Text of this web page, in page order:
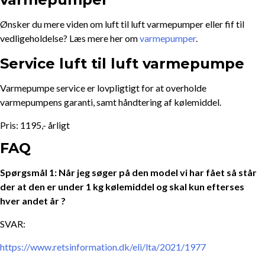
Ønsker du mere viden om luft til luft varmepumper eller fif til
vedligeholdelse? Læs mere her omvarmepumper.
Service luft til luft varmepumpe
Varmepumpe service er lovpligtigt for at overholde
varmepumpens garanti, samt håndtering af kølemiddel.
Pris: 1195,- årligt
FAQ
Spørgsmål 1: Når jeg søger på den model vi har fået så står
der at den er under 1 kg kølemiddel og skal kun efterses
hver andet år ?
SVAR:
https://www.retsinformation.dk/eli/lta/2021/1977